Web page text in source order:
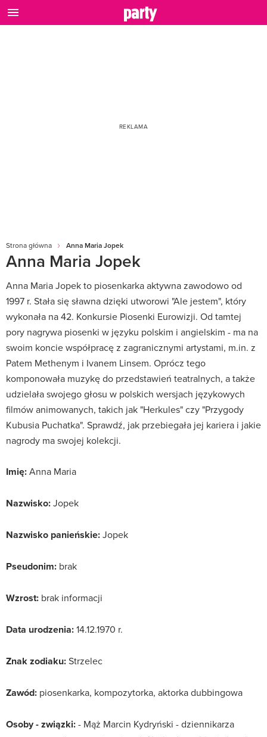
Strona główna Anna Maria Jopek
Anna Maria Jopek
Anna Maria Jopek to piosenkarka aktywna zawodowo od
1997 r. Stała się sławna dzięki utworowi "Ale jestem", który
wykonała na 42. Konkursie Piosenki Eurowizji. Od tamtej
pory nagrywa piosenki w języku polskim i angielskim - ma na
swoim koncie współpracę z zagranicznymi artystami, m.in. z
Patem Methenym i Ivanem Linsem. Oprócz tego
komponowała muzykę do przedstawień teatralnych, a także
udzielała swojego głosu w polskich wersjach językowych
filmów animowanych, takich jak "Herkules" czy "Przygody
Kubusia Puchatka". Sprawdź, jak przebiegała jej kariera i jakie
nagrody ma swojej kolekcji.
Imię:Anna Maria
Nazwisko:Jopek
Nazwisko panieńskie:Jopek
Pseudonim: brak
Wzrost: brak informacji
Data urodzenia:14.12.1970 r.
Znak zodiaku:Strzelec
Zawód: piosenkarka, kompozytorka, aktorka dubbingowa
Osoby - związki:- Mąż Marcin Kydryński - dziennikarza